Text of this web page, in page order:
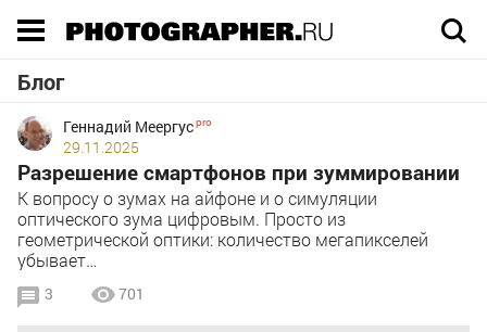
Блог
Геннадий Меергус
29.11.2025
Разрешение смартфонов при зуммировании
К вопросу о зумах на айфоне и о симуляции
оптического зума цифровым. Просто из
геометрической оптики: количество мегапикселей
убывает…
3 701